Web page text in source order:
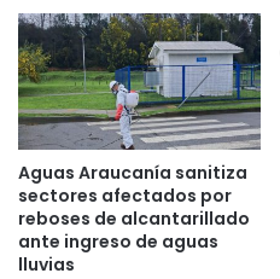
Aguas Araucanía sanitiza
sectores afectados por
reboses de alcantarillado
ante ingreso de aguas
lluvias